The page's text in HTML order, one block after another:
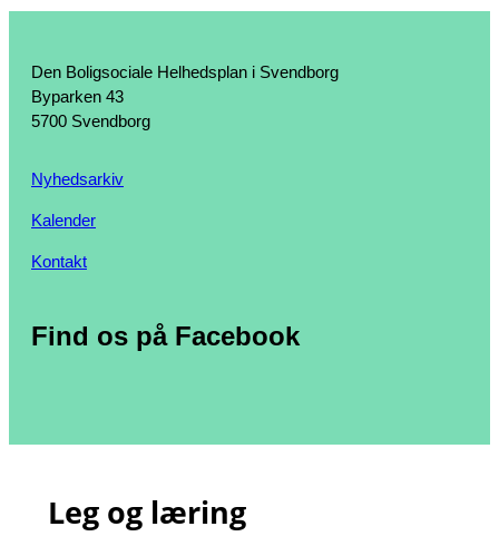
Den Boligsociale Helhedsplan i Svendborg
Byparken 43
5700 Svendborg
Nyhedsarkiv
Kalender
Kontakt
Find os på Facebook
Leg og læring